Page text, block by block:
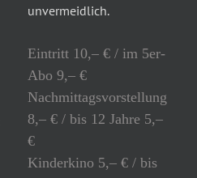
unvermeidlich.
Eintritt 10,– € / im 5er-
Abo 9,– €
Nachmittagsvorstellung
8,– € / bis 12 Jahre 5,–
€
Kinderkino 5,– € / bis